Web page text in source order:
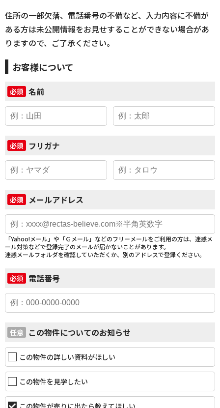
住所の一部欠落、電話番号の不備など、入力内容に不備が
ある方は未公開情報をお見せすることができない場合があ
りますので、ご了承ください。
お客様について
必須 名前
必須 フリガナ
必須 メールアドレス
「Yahoo!メール」や「Ｇメール」などのフリーメールをご利用の方は、迷惑メ
ール対策などで登録完了のメールが届かないことがあります。
迷惑メールフォルダを確認していただくか、別のアドレスで登録ください。
必須 電話番号
任意 この物件についてのお知らせ
この物件の詳しい資料がほしい
この物件を見学したい
この物件が売りに出たら教えてほしい